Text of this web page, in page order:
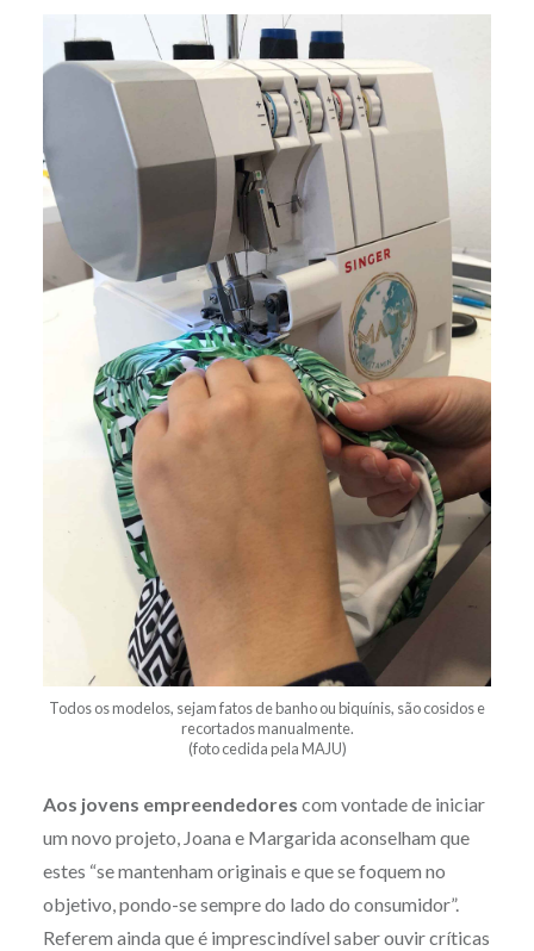
Todos os modelos, sejam fatos de banho ou biquínis, são cosidos e
recortados manualmente.
(foto cedida pela MAJU)
Aos jovens empreendedores com vontade de iniciar
um novo projeto, Joana e Margarida aconselham que
estes “se mantenham originais e que se foquem no
objetivo, pondo-se sempre do lado do consumidor”.
Referem ainda que é imprescindível saber ouvir críticas